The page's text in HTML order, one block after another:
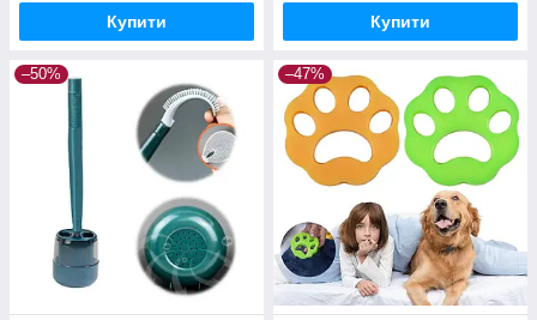
Купити Купити
–50% –47%